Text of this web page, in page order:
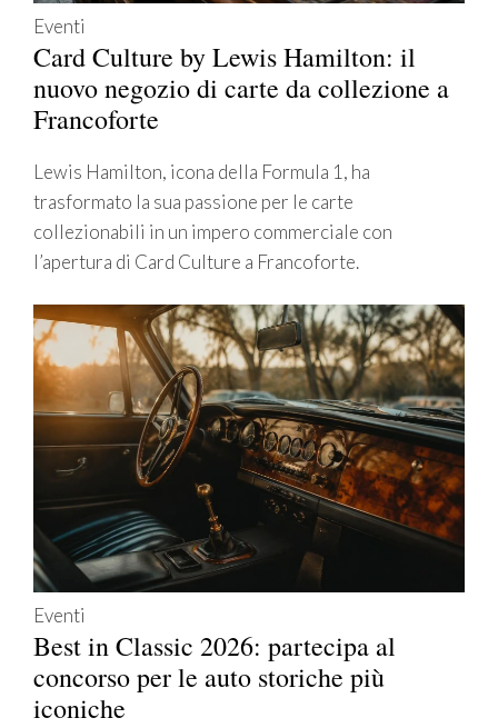
Eventi
Card Culture by Lewis Hamilton: il
nuovo negozio di carte da collezione a
Francoforte
Lewis Hamilton, icona della Formula 1, ha
trasformato la sua passione per le carte
collezionabili in un impero commerciale con
l’apertura di Card Culture a Francoforte.
Eventi
Best in Classic 2026: partecipa al
concorso per le auto storiche più
iconiche